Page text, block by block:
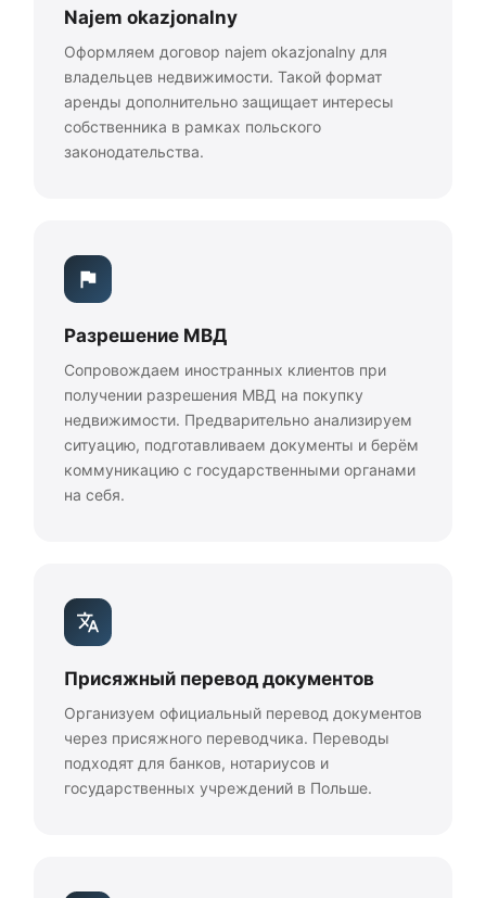
Najem okazjonalny
Оформляем договор najem okazjonalny для
владельцев недвижимости. Такой формат
аренды дополнительно защищает интересы
собственника в рамках польского
законодательства.
Разрешение МВД
Сопровождаем иностранных клиентов при
получении разрешения МВД на покупку
недвижимости. Предварительно анализируем
ситуацию, подготавливаем документы и берём
коммуникацию с государственными органами
на себя.
Присяжный перевод документов
Организуем официальный перевод документов
через присяжного переводчика. Переводы
подходят для банков, нотариусов и
государственных учреждений в Польше.